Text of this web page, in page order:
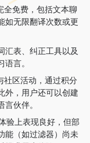
免费，包括文本聊
如无限翻译次数或更
汇表、纠正工具以及
言。
社区活动，通过积分
外，用户还可以创建
伙伴。
验上表现良好，但部
能（如过滤器）尚未